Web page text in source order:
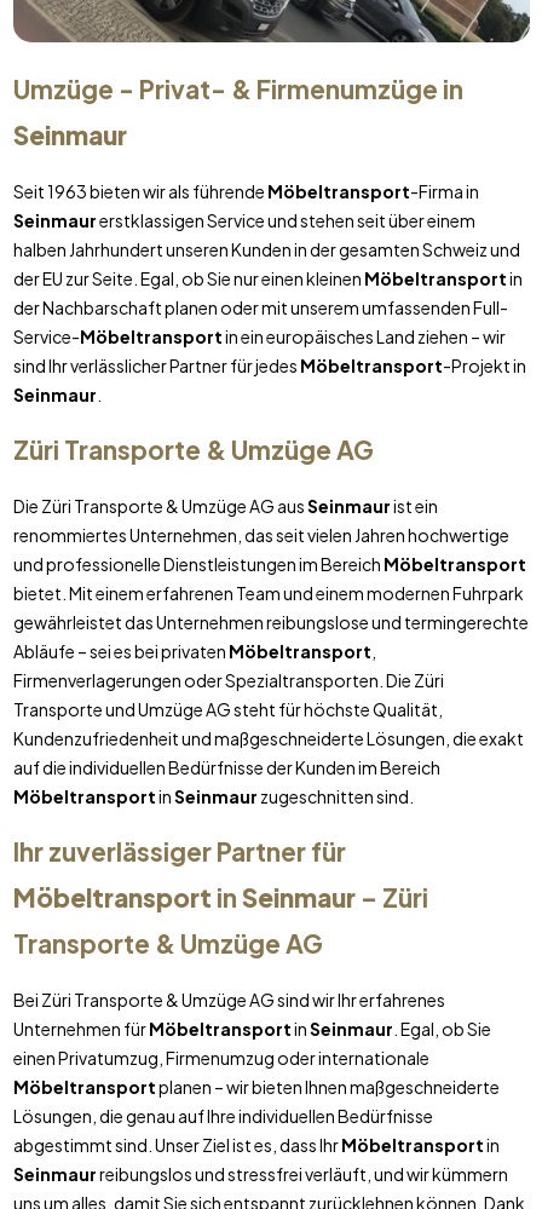
Umzüge - Privat- & Firmenumzüge in
Seinmaur
Seit 1963 bieten wir als führende Möbeltransport-Firma in
Seinmaurerstklassigen Service und stehen seit über einem
halben Jahrhundert unseren Kunden in der gesamten Schweiz und
der EU zur Seite. Egal, ob Sie nur einen kleinen Möbeltransportin
der Nachbarschaft planen oder mit unserem umfassenden Full-
Service-Möbeltransportin ein europäisches Land ziehen – wir
sind Ihr verlässlicher Partner für jedes Möbeltransport-Projekt in
Seinmaur
Züri Transporte & Umzüge AG
Die Züri Transporte & Umzüge AG ausSeinmaurist ein
renommiertes Unternehmen, das seit vielen Jahren hochwertige
und professionelle Dienstleistungen im Bereich Möbeltransport
bietet. Mit einem erfahrenen Team und einem modernen Fuhrpark
gewährleistet das Unternehmen reibungslose und termingerechte
Abläufe – sei es bei privaten Möbeltransport
Firmenverlagerungen oder Spezialtransporten. Die Züri
Transporte und Umzüge AG steht für höchste Qualität,
Kundenzufriedenheit und maßgeschneiderte Lösungen, die exakt
auf die individuellen Bedürfnisse der Kunden im Bereich
MöbeltransportinSeinmaur zugeschnitten sind.
Ihr zuverlässiger Partner für
Möbeltransport inSeinmaur– Züri
Transporte & Umzüge AG
Bei Züri Transporte & Umzüge AG sind wir Ihr erfahrenes
Unternehmen fürMöbeltransportinSeinmaur . Egal, ob Sie
einen Privatumzug, Firmenumzug oder internationale
Möbeltransportplanen – wir bieten Ihnen maßgeschneiderte
Lösungen, die genau auf Ihre individuellen Bedürfnisse
abgestimmt sind. Unser Ziel ist es, dass IhrMöbeltransportin
Seinmaurreibungslos und stressfrei verläuft, und wir kümmern
uns um alles, damit Sie sich entspannt zurücklehnen können. Dank